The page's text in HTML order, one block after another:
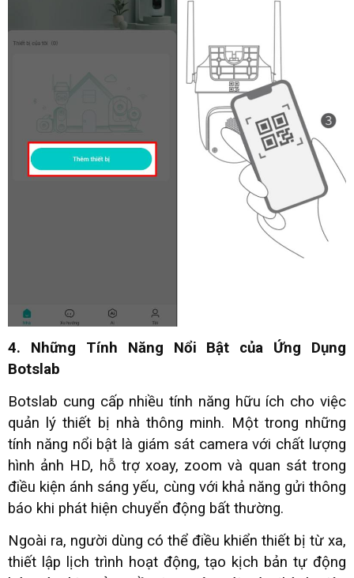
4. Những Tính Năng Nổi Bật của Ứng Dụng
Botslab
Botslab cung cấp nhiều tính năng hữu ích cho việc
quản lý thiết bị nhà thông minh. Một trong những
tính năng nổi bật là giám sát camera với chất lượng
hình ảnh HD, hỗ trợ xoay, zoom và quan sát trong
điều kiện ánh sáng yếu, cùng với khả năng gửi thông
báo khi phát hiện chuyển động bất thường.
Ngoài ra, người dùng có thể điều khiển thiết bị từ xa,
thiết lập lịch trình hoạt động, tạo kịch bản tự động